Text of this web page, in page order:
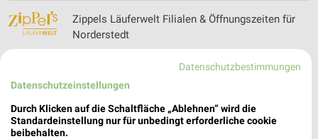
Zippels Läuferwelt Filialen & Öffnungszeiten für
Norderstedt
ZOO & Co. - aktueller Prospekt mit Angeboten
für Lüneburg
Datenschutzbestimmungen
Datenschutzeinstellungen
Durch Klicken auf die Schaltfläche „Ablehnen“ wird die
Standardeinstellung nur für unbedingt erforderliche cookie
beibehalten.